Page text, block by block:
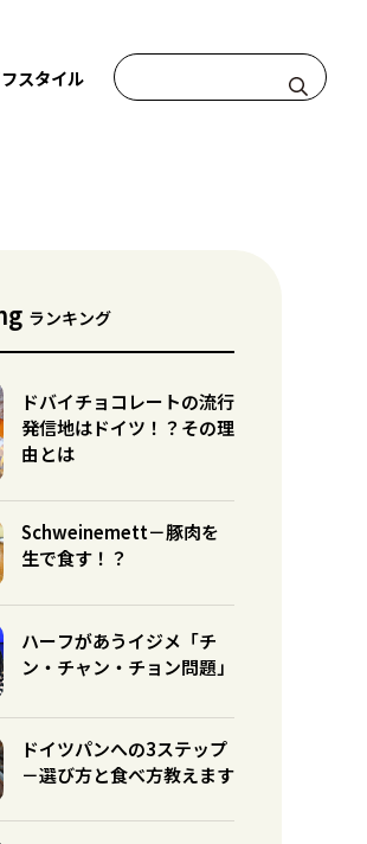
スタイル
ランキング
ドバイチョコレートの流行
発信地はドイツ！？その理
由とは
Schweinemett－豚肉を
生で食す！？
ハーフがあうイジメ「チ
ン・チャン・チョン問題」
ドイツパンへの3ステップ
－選び方と食べ方教えます